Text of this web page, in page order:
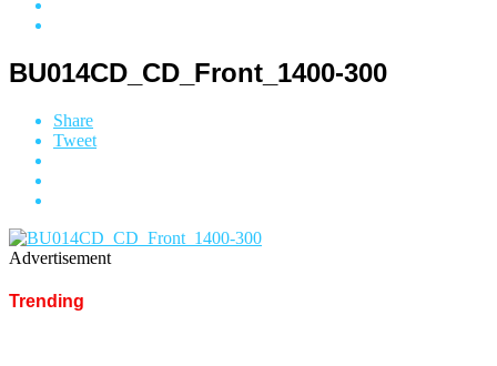
BU014CD_CD_Front_1400-300
Share
Tweet
Advertisement
Trending